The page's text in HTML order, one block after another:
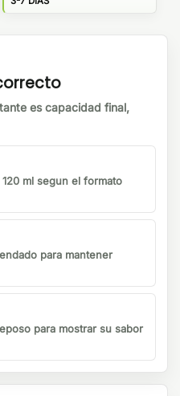
es capacidad final,
ml segun el formato
para mantener
para mostrar su sabor